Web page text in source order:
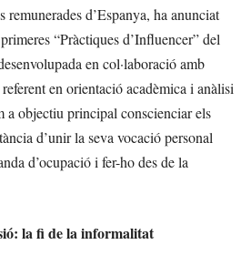
d’Espanya, ha anunciat
“Pràctiques d’Influencer” del
en col·laboració amb
en orientació acadèmica i anàlisi
a objectiu principal conscienciar els
d’unir la seva vocació personal
d’ocupació i fer-ho des de la
la fi de la informalitat